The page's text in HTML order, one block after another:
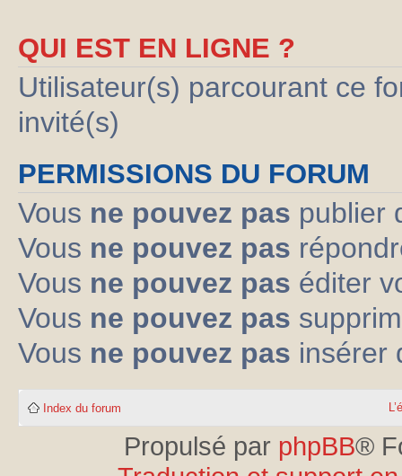
QUI EST EN LIGNE ?
Utilisateur(s) parcourant ce
invité(s)
PERMISSIONS DU FORUM
Vous ne pouvez pas publier
Vous ne pouvez pas
Vous ne pouvez pas éditer
Vous ne pouvez pas
Vous ne pouvez pas insérer
Index du forum
Propulsé par phpBB®